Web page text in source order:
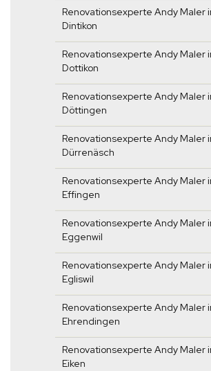
Renovationsexperte Andy Maler
Dintikon
Renovationsexperte Andy Maler
Dottikon
Renovationsexperte Andy Maler
Döttingen
Renovationsexperte Andy Maler
Dürrenäsch
Renovationsexperte Andy Maler
Effingen
Renovationsexperte Andy Maler
Eggenwil
Renovationsexperte Andy Maler
Egliswil
Renovationsexperte Andy Maler
Ehrendingen
Renovationsexperte Andy Maler
Eiken